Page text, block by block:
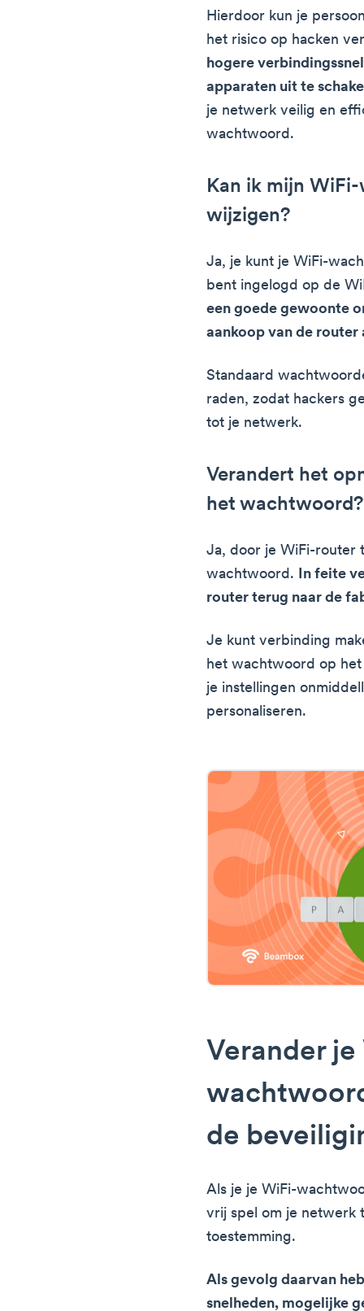
Hierdoor kun je
het risico op hacken
hogere
apparaten uit te
je netwerk veilig en
wachtwoord.
Kan ik mijn
wijzigen?
Ja, je kunt je WiFi-
bent ingelogd op de
een goede gewoonte
aankoop van de router
Standaard
raden, zodat hackers
tot je netwerk.
Verandert het
het wachtwoord?
Ja, door je WiFi-router
wachtwoord. In feite
router terug naar de
Je kunt verbinding
het wachtwoord op
je instellingen
personaliseren.
Verander
de
Als je je WiFi-
vrij spel om je netwerk
toestemming.
Als gevolg daarvan
snelheden, mogelijke